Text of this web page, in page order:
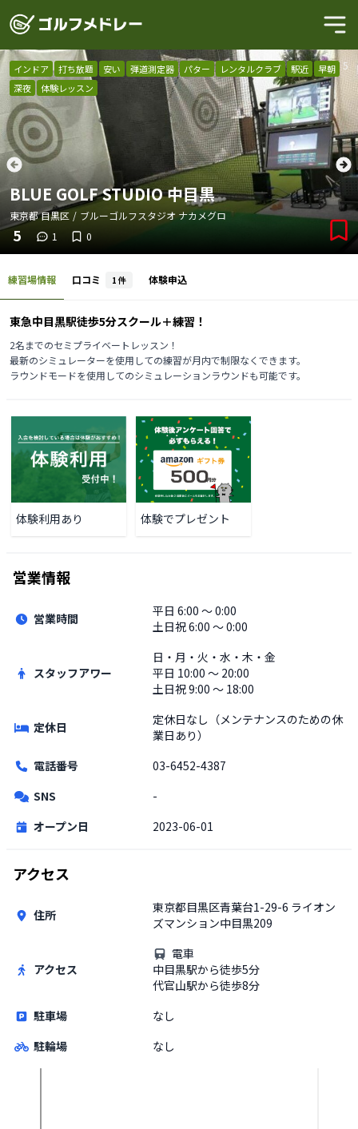
1/5
インドア 打ち放題 安い 弾道測定器 パター レンタルクラブ 駅近
早朝
深夜
体験レッスン
BLUE GOLF STUDIO 中目黒
東京都目黒区 / ブルーゴルフスタジオ ナカメグロ
5 1 0
練習場情報 口コミ 1 件 体験申込
東急中目黒駅徒歩5分スクール＋練習！
2名までのセミプライベートレッスン！
最新のシミュレーターを使用しての練習が月内で制限なくできます。
ラウンドモードを使用してのシミュレーションラウンドも可能です。
体験利用あり 体験でプレゼント
営業情報
営業時間 平日 6:00 〜 0:00
土日祝6:00 〜 0:00
スタッフアワー
日・月・火・水・木・金
平日 10:00 〜 20:00
土日祝9:00 〜 18:00
定休日
定休日なし（メンテナンスのための休
業日あり）
電話番号
03-6452-4387
SNS
-
オープン日
2023-06-01
アクセス
住所
東京都目黒区青葉台1-29-6 ライオン
ズマンション中目黒209
アクセス
電車
中目黒駅から徒歩5分
代官山駅から徒歩8分
駐車場
なし
駐輪場
なし